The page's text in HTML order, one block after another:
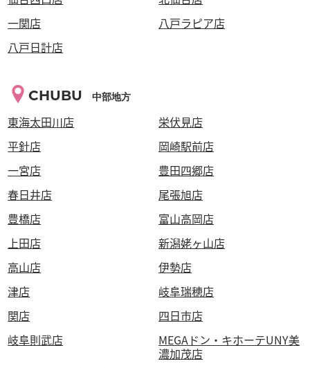
一関店
八戸ラピア店
八戸日計店
CHUBU 中部地方
東海太田川店
栄伏見店
平針店
岡崎駅前店
一宮店
豊田四郷店
春日井店
尾張旭店
豊橋店
富山高岡店
上田店
新潟姥ヶ山店
高山店
伊勢店
津店
岐阜瑞穂店
関店
四日市店
岐阜則武店
MEGAドン・キホーテUNY美
濃加茂店